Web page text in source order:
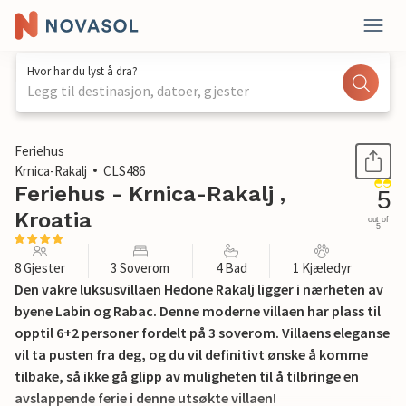
Hvor har du lyst å dra?
Legg til destinasjon, datoer, gjester
1 / 47
Feriehus
Krnica-Rakalj
CLS486
Feriehus - Krnica-Rakalj ,
Kroatia
5
out of
5
8 Gjester 3 Soverom 4 Bad 1 Kjæledyr
Den vakre luksusvillaen Hedone Rakalj ligger i nærheten av
byene Labin og Rabac. Denne moderne villaen har plass til
opptil 6+2 personer fordelt på 3 soverom. Villaens eleganse
vil ta pusten fra deg, og du vil definitivt ønske å komme
tilbake, så ikke gå glipp av muligheten til å tilbringe en
avslappende ferie i denne utsøkte villaen!